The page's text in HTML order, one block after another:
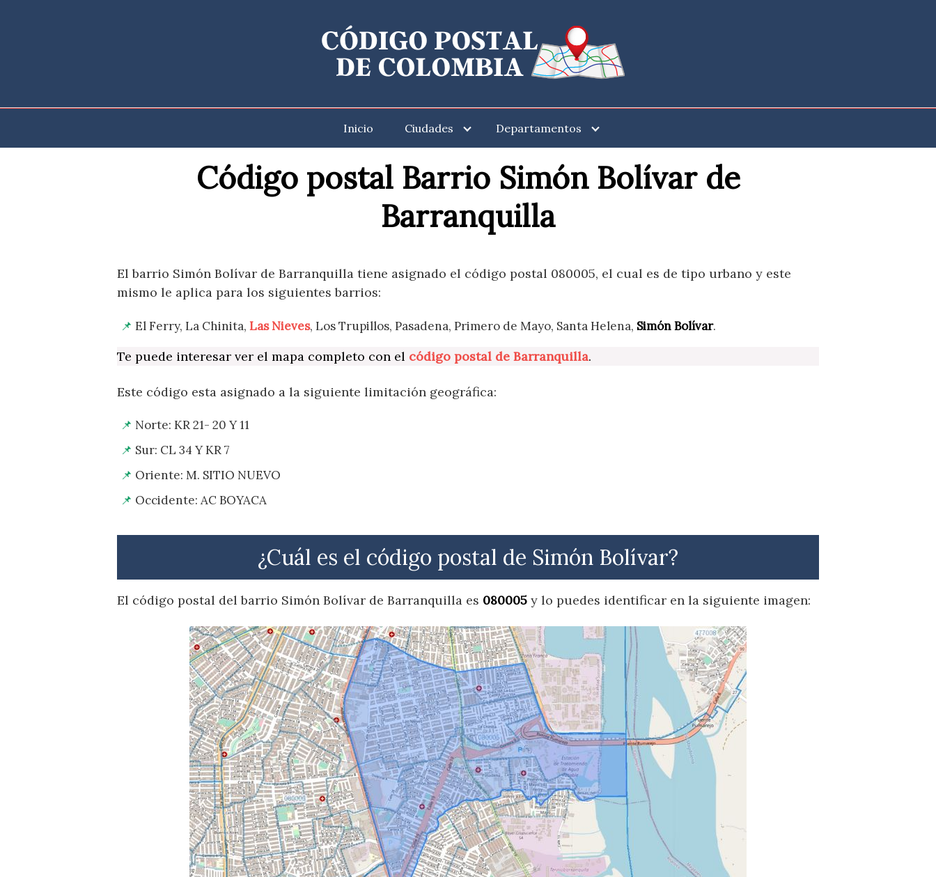
Inicio Ciudades Departamentos
Código postal Barrio Simón Bolívar de
Barranquilla
El barrio Simón Bolívar de Barranquilla tiene asignado el código postal 080005, el cual es de tipo urbano y este
mismo le aplica para los siguientes barrios:
El Ferry, La Chinita, Las Nieves, Los Trupillos, Pasadena, Primero de Mayo, Santa Helena, Simón Bolívar.
Te puede interesar ver el mapa completo con el código postal de Barranquilla.
Este código esta asignado a la siguiente limitación geográfica:
Norte: KR 21- 20 Y 11
Sur: CL 34 Y KR 7
Oriente: M. SITIO NUEVO
Occidente: AC BOYACA
¿Cuál es el código postal de Simón Bolívar?
El código postal del barrio Simón Bolívar de Barranquilla es 080005 y lo puedes identificar en la siguiente imagen: